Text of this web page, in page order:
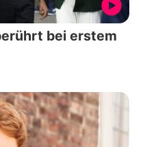
bei erstem